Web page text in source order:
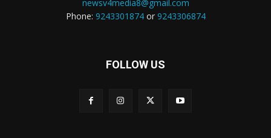
newsv4media8@gmail.com
Phone: 9243301874or 9243306874
FOLLOW US